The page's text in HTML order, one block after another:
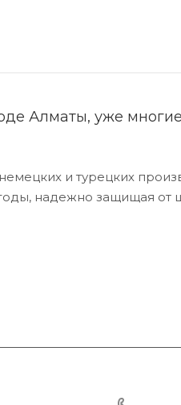
Алматы, уже
и турецких
надежно защищая от